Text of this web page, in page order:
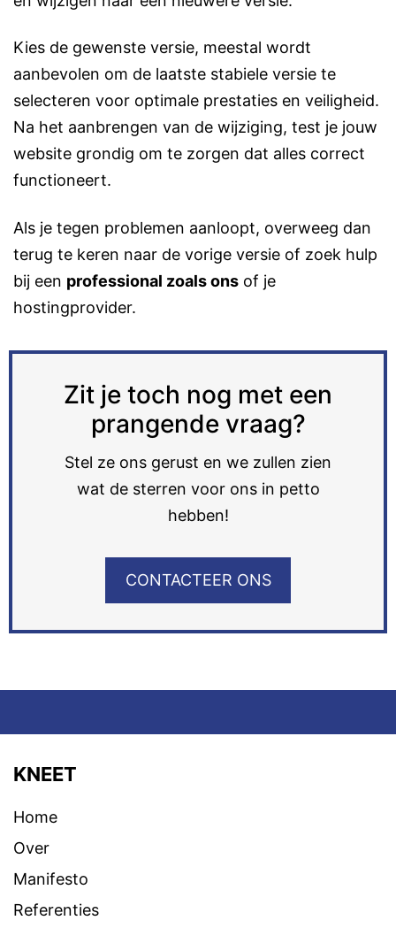
Kies de gewenste versie, meestal wordt
aanbevolen om de laatste stabiele versie te
selecteren voor optimale prestaties en veiligheid.
Na het aanbrengen van de wijziging, test je jouw
website grondig om te zorgen dat alles correct
functioneert.
Als je tegen problemen aanloopt, overweeg dan
terug te keren naar de vorige versie of zoek hulp
bij een professional zoals ons of je
hostingprovider.
Zit je toch nog met een
prangende vraag?
Stel ze ons gerust en we zullen zien
wat de sterren voor ons in petto
hebben!
CONTACTEER ONS
KNEET
Home
Over
Manifesto
Referenties